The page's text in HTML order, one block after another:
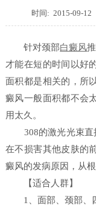
时间: 2015-09-12
针对颈部白癜风
才能在短的时间以好
面积都是相关的，所
癜风一般面积都不会
用太久。
308的激光光束直
在不损害其他皮肤的
癜风的发病原因，从
【适合人群】
1、面部、颈部、四